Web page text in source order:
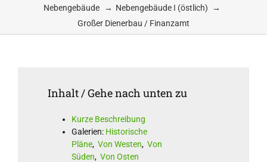
Nebengebäude
Nebengebäude I (östlich)
Großer Dienerbau / Finanzamt
Inhalt / Gehe nach unten zu
Kurze Beschreibung
Galerien: Historische
Pläne, Von Westen, Von
Süden, Von Osten